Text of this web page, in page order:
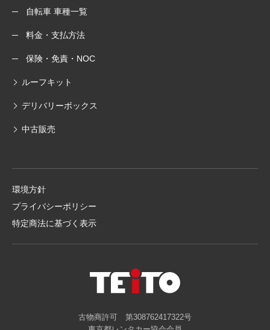
自転車 車種一覧
料金・支払方法
保険・免責・NOC
ルーフキット
デリバリーボックス
中古販売
環境方針
プライバシーポリシー
特定商法に基づく表示
古物商許可 第308762417322号